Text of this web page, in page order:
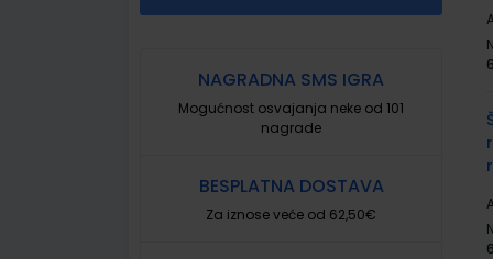
NAGRADNA SMS IGRA
Mogućnost osvajanja neke od 101
nagrade
BESPLATNA DOSTAVA
Za iznose veće od 62,50€